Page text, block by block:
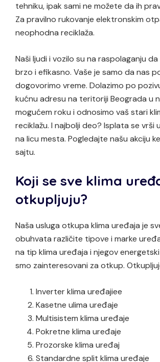
tehniku, ipak sami ne možete da ih
Za pravilno rukovanje elektronskim
neophodna reciklaža.
Naši ljudi i vozilo su na raspolaganju
brzo i efikasno. Vaše je samo da nas
dogovorimo vreme. Dolazimo po
kućnu adresu na teritoriji Beograda u
mogućem roku i odnosimo vaš stari
reciklažu. I najbolji deo? Isplata se vrši
na licu mesta. Pogledajte našu akciju
sajtu.
Koji se sve klima
otkupljuju?
Naša usluga otkupa klima uređaja je
obuhvata različite tipove i marke
na tip klima uređaja i njegov
smo zainteresovani za otkup.
Inverter klima uređajiee
Kasetne ulima uređaje
Multisistem klima uređaje
Pokretne klima uređaje
Prozorske klima uređaj
Standardne split klima uređaje